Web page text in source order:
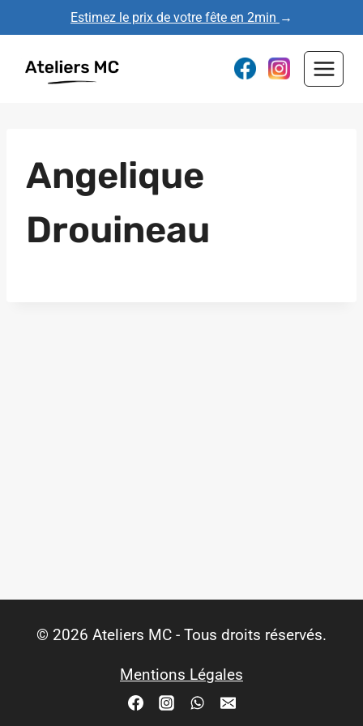
au
contenu
Estimez le prix de votre fête en 2min →
Angelique
Drouineau
© 2026 Ateliers MC - Tous droits réservés.
Mentions Légales